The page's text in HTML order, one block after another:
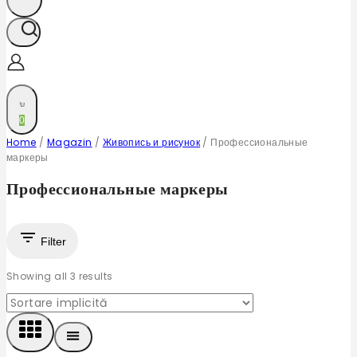
0
Home / Magazin / Живопись и рисунок / Профессиональные
маркеры
Профессиональные маркеры
Filter
Showing all 3 results